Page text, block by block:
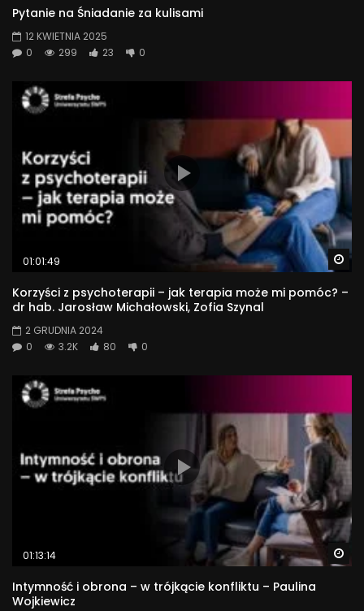
Pytanie na Śniadanie za kulisami
12 KWIETNIA 2025
0
299 23 0
01:01:49
Korzyści z psychoterapii – jak terapia może mi pomóc? –
dr hab. Jarosław Michałowski, Zofia Szynal
2 GRUDNIA 2024
0
3.2K 80 0
01:13:14
Intymność i obrona – w trójkącie konfliktu – Paulina
Wojkiewicz